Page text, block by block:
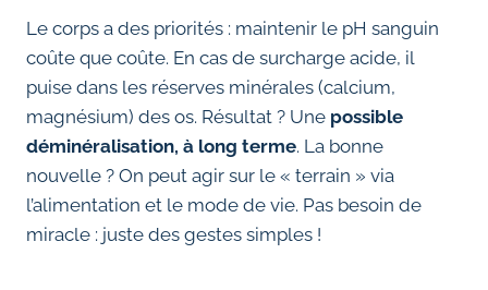
Le corps a des priorités : maintenir le pH sanguin
coûte que coûte. En cas de surcharge acide, il
puise dans les réserves minérales (calcium,
magnésium) des os. Résultat ? Une possible
déminéralisation, à long terme. La bonne
nouvelle ? On peut agir sur le « terrain » via
l’alimentation et le mode de vie. Pas besoin de
miracle : juste des gestes simples !